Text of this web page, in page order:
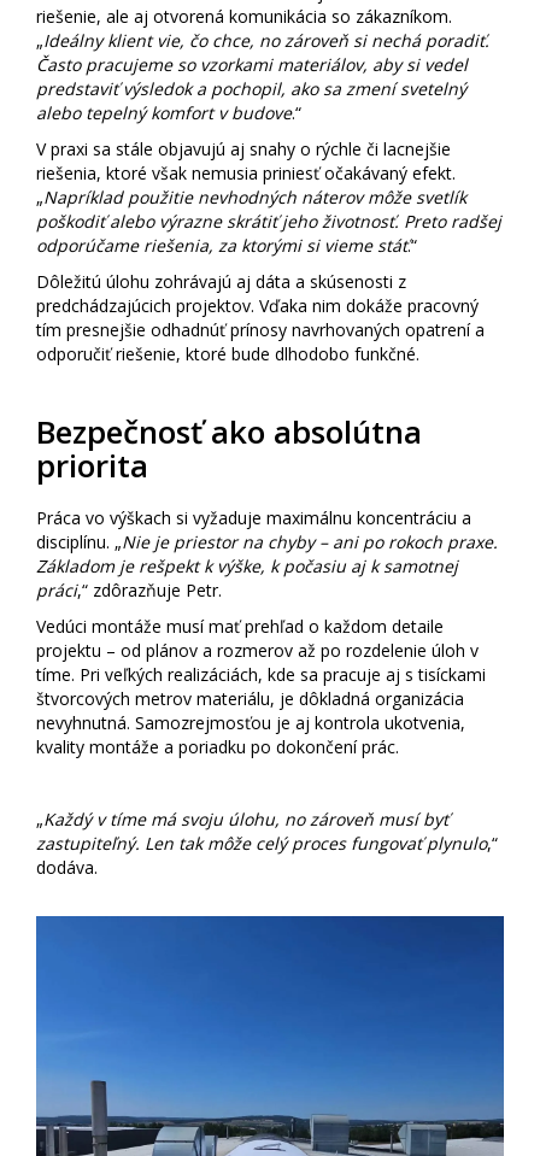
riešenie, ale aj otvorená komunikácia so zákazníkom.
„Ideálny klient vie, čo chce, no zároveň si nechá poradiť.
Často pracujeme so vzorkami materiálov, aby si vedel
predstaviť výsledok a pochopil, ako sa zmení svetelný
alebo tepelný komfort v budove.“
V praxi sa stále objavujú aj snahy o rýchle či lacnejšie
riešenia, ktoré však nemusia priniesť očakávaný efekt.
„Napríklad použitie nevhodných náterov môže svetlík
poškodiť alebo výrazne skrátiť jeho životnosť. Preto radšej
odporúčame riešenia, za ktorými si vieme stáť.“
Dôležitú úlohu zohrávajú aj dáta a skúsenosti z
predchádzajúcich projektov. Vďaka nim dokáže pracovný
tím presnejšie odhadnúť prínosy navrhovaných opatrení a
odporučiť riešenie, ktoré bude dlhodobo funkčné.
Bezpečnosť ako absolútna
priorita
Práca vo výškach si vyžaduje maximálnu koncentráciu a
disciplínu. „Nie je priestor na chyby – ani po rokoch praxe.
Základom je rešpekt k výške, k počasiu aj k samotnej
práci,“ zdôrazňuje Petr.
Vedúci montáže musí mať prehľad o každom detaile
projektu – od plánov a rozmerov až po rozdelenie úloh v
tíme. Pri veľkých realizáciách, kde sa pracuje aj s tisíckami
štvorcových metrov materiálu, je dôkladná organizácia
nevyhnutná. Samozrejmosťou je aj kontrola ukotvenia,
kvality montáže a poriadku po dokončení prác.
„Každý v tíme má svoju úlohu, no zároveň musí byť
zastupiteľný. Len tak môže celý proces fungovať plynulo,“
dodáva.